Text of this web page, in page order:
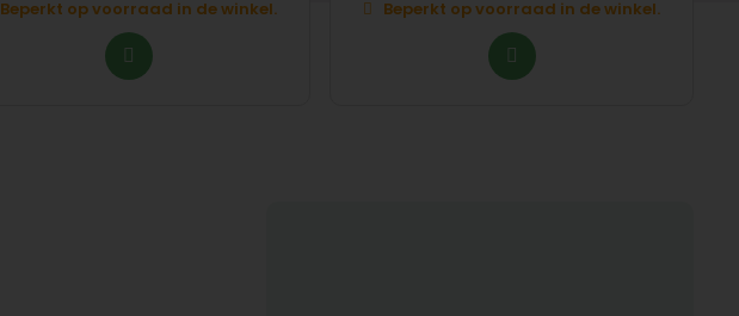
Beperkt op voorraad in de winkel. Beperkt op voorraad in de winkel.